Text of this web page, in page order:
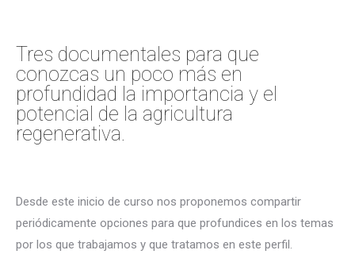
Tres documentales para que
conozcas un poco más en
profundidad la importancia y el
potencial de la agricultura
regenerativa.
Desde este inicio de curso nos proponemos compartir
periódicamente opciones para que profundices en los temas
por los que trabajamos y que tratamos en este perfil.